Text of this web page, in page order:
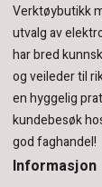
Verktøybutikk
utvalg av
har bred
og veileder til
en hyggelig
kundebesøk
god faghandel!
Informasjon